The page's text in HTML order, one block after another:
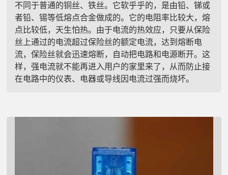
不同于普通的铜丝、铁丝。它软乎乎的，是由铅、锑或
者铅、锡等低熔点合金做成的。它的电阻率比较大，熔
点比较低，天生怕热。由于电流的热效应，只要从保险
丝上通过的电流超过保险丝的额定电流，达到熔断电
流，保险丝就会迅速熔断，自动把电路和电源断开。这
样，强电流就不能再进入用户的家里来了，从而防止接
在电路中的仪表、电器或导线因电流过强而烧坏。